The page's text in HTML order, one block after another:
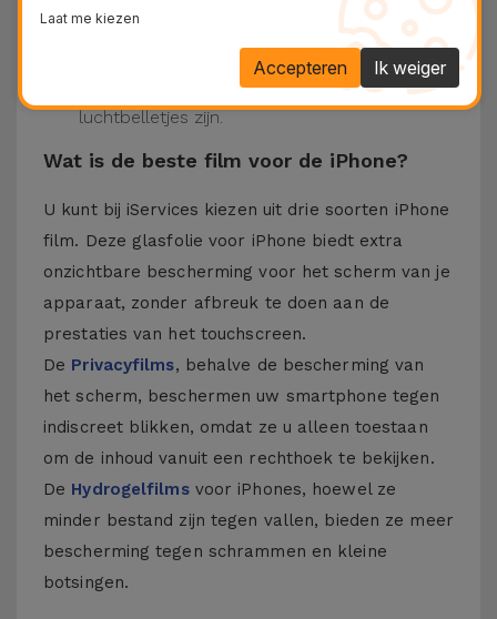
Zorg ervoor dat het scherm van je iPhone
schoon is. Gebruik dan het droge doek en de
beschikbare stickers.
Plaats de film op de iPhone, druk van het
midden naar de zijkanten, waardoor er geen
luchtbelletjes zijn.
Wat is de beste film voor de iPhone?
U kunt bij iServices kiezen uit drie soorten iPhone
film. Deze glasfolie voor iPhone biedt extra
onzichtbare bescherming voor het scherm van je
apparaat, zonder afbreuk te doen aan de
prestaties van het touchscreen.
De Privacyfilms, behalve de bescherming van
het scherm, beschermen uw smartphone tegen
indiscreet blikken, omdat ze u alleen toestaan
om de inhoud vanuit een rechthoek te bekijken.
De Hydrogelfilmsvoor iPhones, hoewel ze
minder bestand zijn tegen vallen, bieden ze meer
bescherming tegen schrammen en kleine
botsingen.
Laat me kiezen
Ik weiger
Accepteren